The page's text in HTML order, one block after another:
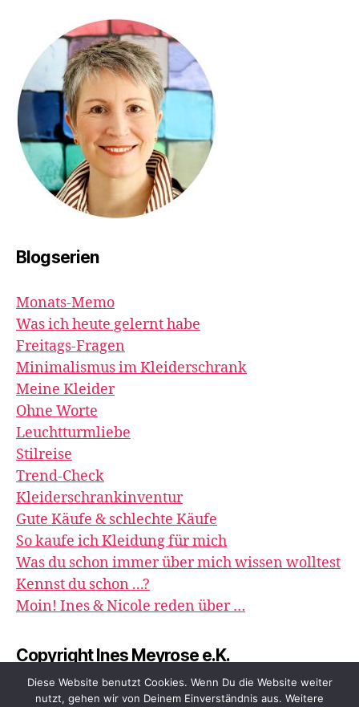
Blogserien
Monats-Memo
Was ich heute gelernt habe
Freitags-Fragen
Minimalismus im Kleiderschrank
Meine Kleider
Ohne Worte
Leuchtturmliebe
Stilreise
Trend-Check
Kleiderschrankinventur
Gute Käufe & schlechte Käufe
So kaufe ich Kleidung für mich
Was du schon immer über mich wissen wolltest
Kennst du schon ...?
Moin! Ines & Nicole reden über …
Copyright Ines Meyrose e.K.
image&impression
Diese Website benutzt Cookies. Wenn Du die Website weiter
nutzt, gehen wir von Deinem Einverständnis aus. Weitere